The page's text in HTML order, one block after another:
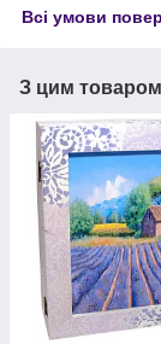
Всі умови
З цим